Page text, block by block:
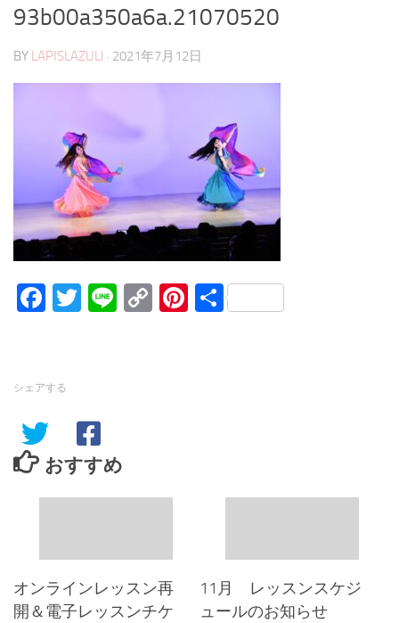
93b00a350a6a.21070520
BY LAPISLAZULI · 2021年7月12日
Facebook
Twitter
LineCopyPinterest
共
シェアする
おすすめ
オンラインレッスン再
開＆電子レッスンチケ
11月 レッスンスケジ
ュールのお知らせ